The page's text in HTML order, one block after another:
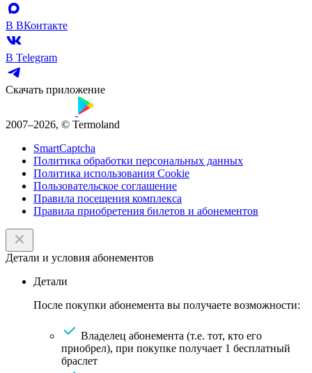
В ВКонтакте
В Telegram
Скачать приложение
2007–2026, © Termoland
SmartCaptcha
Политика обработки персональных данных
Политика использования Cookie
Пользовательское соглашение
Правила посещения комплекса
Правила приобретения билетов и абонементов
Детали и условия абонементов
Детали
После покупки абонемента вы получаете возможности:
Владелец абонемента (т.е. тот, кто его
приобрел), при покупке получает 1 бесплатный
браслет